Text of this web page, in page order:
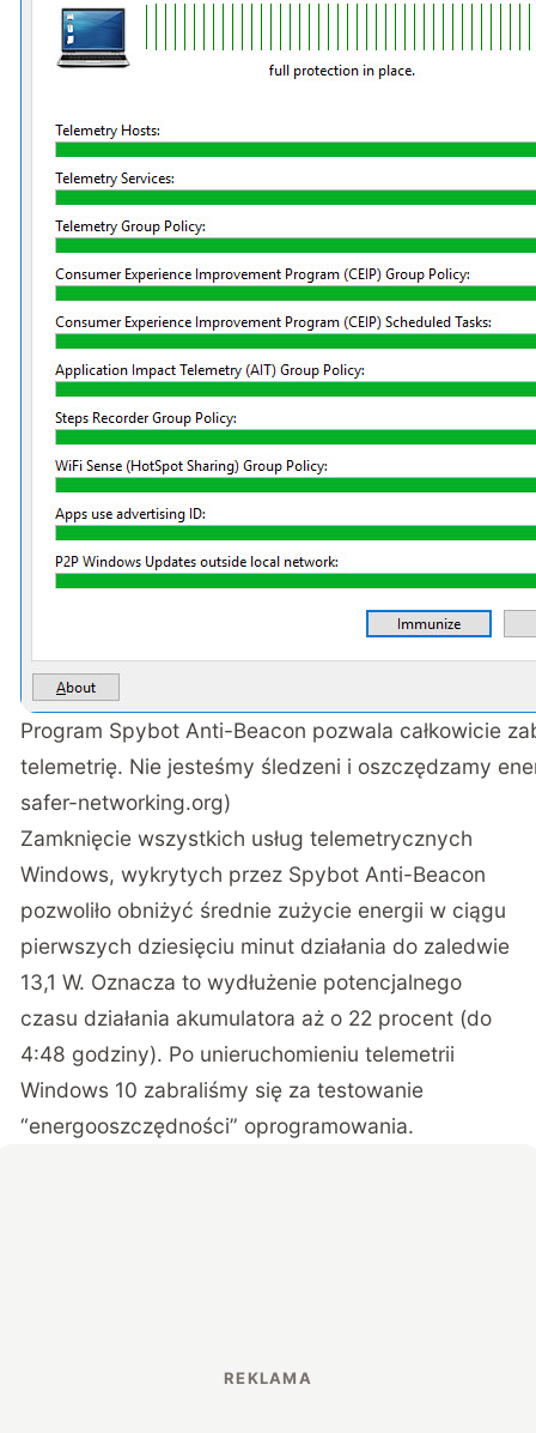
Program Spybot Anti-Beacon pozwala całkowicie
telemetrię. Nie jesteśmy śledzeni i oszczędzamy
safer-networking.org)
Zamknięcie wszystkich usług telemetrycznych
Windows, wykrytych przez Spybot Anti-Beacon
pozwoliło obniżyć średnie zużycie energii w ciągu
pierwszych dziesięciu minut działania do zaledwie
13,1 W. Oznacza to wydłużenie potencjalnego
czasu działania akumulatora aż o 22 procent (do
4:48 godziny). Po unieruchomieniu telemetrii
Windows 10 zabraliśmy się za testowanie
“energooszczędności” oprogramowania.